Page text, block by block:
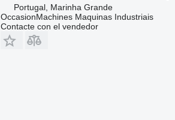
Portugal, Marinha Grande
OccasionMachines Maquinas Industriais
Contacte con el vendedor